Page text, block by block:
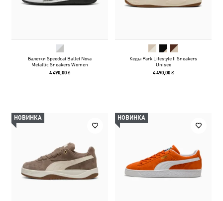
Балетки Speedcat Ballet Nova
Metallic Sneakers Women
4 490,00 ₴
Кеды Park Lifestyle II Sneakers
Unisex
4 490,00 ₴
НОВИНКА НОВИНКА